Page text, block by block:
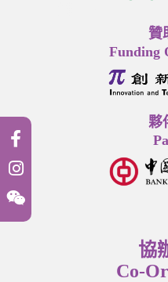
贊
Funding
夥
協
Co-